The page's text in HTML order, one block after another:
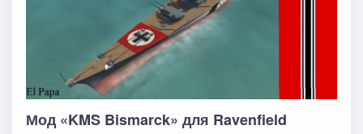
Мод «KMS Bismarck» для Ravenfield